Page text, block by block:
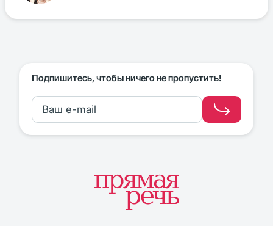
Подпишитесь, чтобы ничего не пропустить!